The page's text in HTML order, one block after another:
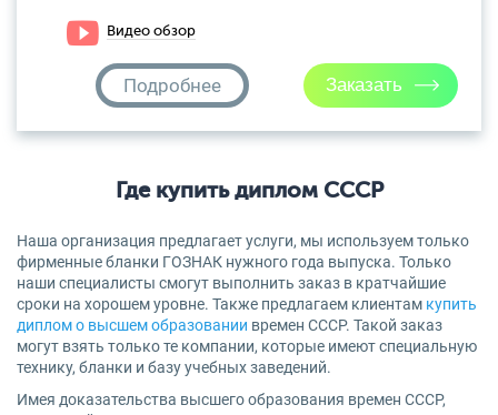
Видео обзор
Подробнее
Где купить диплом СССР
Наша организация предлагает услуги, мы используем только
фирменные бланки ГОЗНАК нужного года выпуска. Только
наши специалисты смогут выполнить заказ в кратчайшие
сроки на хорошем уровне. Также предлагаем клиентам купить
диплом о высшем образовании времен СССР. Такой заказ
могут взять только те компании, которые имеют специальную
технику, бланки и базу учебных заведений.
Имея доказательства высшего образования времен СССР,